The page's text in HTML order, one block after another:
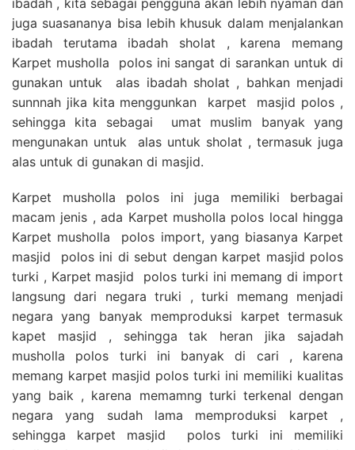
juga suasananya bisa lebih khusuk dalam menjalankan
ibadah terutama ibadah sholat , karena memang
Karpet musholla polos ini sangat di sarankan untuk di
gunakan untuk alas ibadah sholat , bahkan menjadi
sunnnah jika kita menggunkan karpet masjid polos ,
sehingga kita sebagai umat muslim banyak yang
mengunakan untuk alas untuk sholat , termasuk juga
alas untuk di gunakan di masjid.
Karpet musholla polos ini juga memiliki berbagai
macam jenis , ada Karpet musholla polos local hingga
Karpet musholla polos import, yang biasanya Karpet
masjid polos ini di sebut dengan karpet masjid polos
turki , Karpet masjid polos turki ini memang di import
langsung dari negara truki , turki memang menjadi
negara yang banyak memproduksi karpet termasuk
kapet masjid , sehingga tak heran jika sajadah
musholla polos turki ini banyak di cari , karena
memang karpet masjid polos turki ini memiliki kualitas
yang baik , karena memamng turki terkenal dengan
negara yang sudah lama memproduksi karpet ,
sehingga karpet masjid polos turki ini memiliki